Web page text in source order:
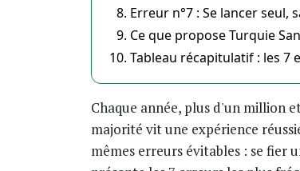
Erreur n°7 : Se lancer seul,
Ce que propose Turquie
Tableau récapitulatif : les 7
Chaque année, plus d'un million
majorité vit une expérience
mêmes erreurs évitables : se fier